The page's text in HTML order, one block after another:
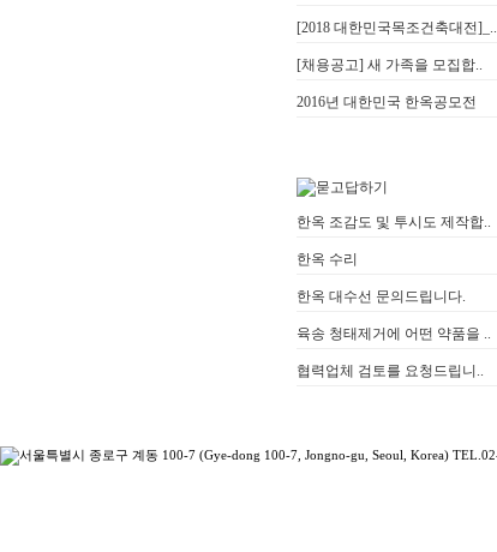
[2018 대한민국목조건축대전]_..
[채용공고] 새 가족을 모집합..
2016년 대한민국 한옥공모전
한옥 조감도 및 투시도 제작합..
한옥 수리
한옥 대수선 문의드립니다.
육송 청태제거에 어떤 약품을 ..
협력업체 검토를 요청드립니..